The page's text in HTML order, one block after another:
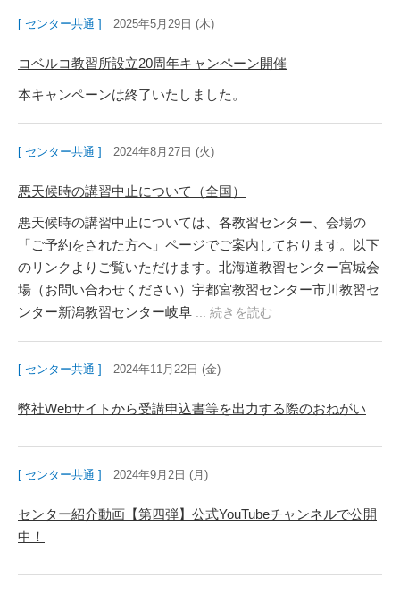
[ センター共通 ] 2025年5月29日 (木)
コベルコ教習所設立20周年キャンペーン開催
本キャンペーンは終了いたしました。
[ センター共通 ] 2024年8月27日 (火)
悪天候時の講習中止について（全国）
悪天候時の講習中止については、各教習センター、会場の
「ご予約をされた方へ」ページでご案内しております。以下
のリンクよりご覧いただけます。北海道教習センター宮城会
場（お問い合わせください）宇都宮教習センター市川教習セ
ンター新潟教習センター岐阜 ... 続きを読む
[ センター共通 ] 2024年11月22日 (金)
弊社Webサイトから受講申込書等を出力する際のおねがい
[ センター共通 ] 2024年9月2日 (月)
センター紹介動画【第四弾】公式YouTubeチャンネルで公開
中！